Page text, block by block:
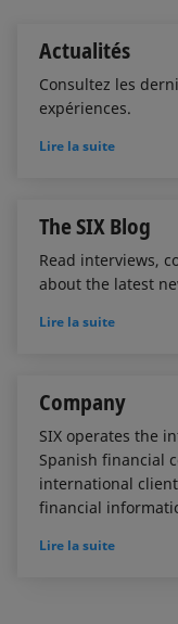
Actualités
Consultez les
expériences.
Lire la suite
The SIX Blog
Read interviews,
about the latest
Lire la suite
Company
SIX operates the
Spanish financial
international client
financial
Lire la suite